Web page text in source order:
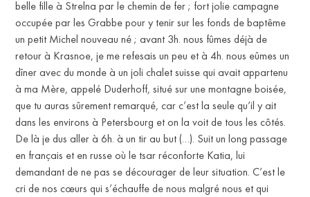
IT
belle fille à Strelna par le chemin de fer ; fort jolie campagne
occupée par les Grabbe pour y tenir sur les fonds de baptême
un petit Michel nouveau né ; avant 3h. nous fûmes déjà de
retour à Krasnoe, je me refesais un peu et à 4h. nous eûmes un
dîner avec du monde à un joli chalet suisse qui avait appartenu
à ma Mère, appelé Duderhoff, situé sur une montagne boisée,
que tu auras sûrement remarqué, car c’est la seule qu’il y ait
dans les environs à Petersbourg et on la voit de tous les côtés.
De là je dus aller à 6h. à un tir au but (…). Suit un long passage
en français et en russe où le tsar réconforte Katia, lui
demandant de ne pas se décourager de leur situation. C’est le
cri de nos cœurs qui s’échauffe de nous malgré nous et qui